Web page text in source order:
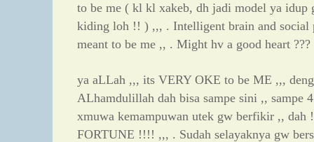
to be me ( kl kl xakeb, dh jadi model ya
kiding loh !! ) ,,, . Intelligent brain and social
meant to be me ,, . Might hv a good heart ???
ya aLLah ,,, its VERY OKE to be ME ,,,
ALhamdulillah dah bisa sampe sini ,, sampe
xmuwa kemampuwan utek gw berfikir ,,
FORTUNE !!!! ,,, . Sudah selayaknya gw